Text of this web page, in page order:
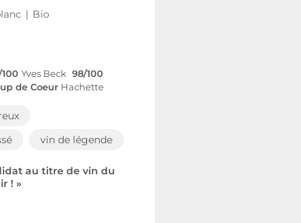
| Bio
Yves Beck 98/100
de Coeur Hachette
vin de légende
au titre de vin du
! »